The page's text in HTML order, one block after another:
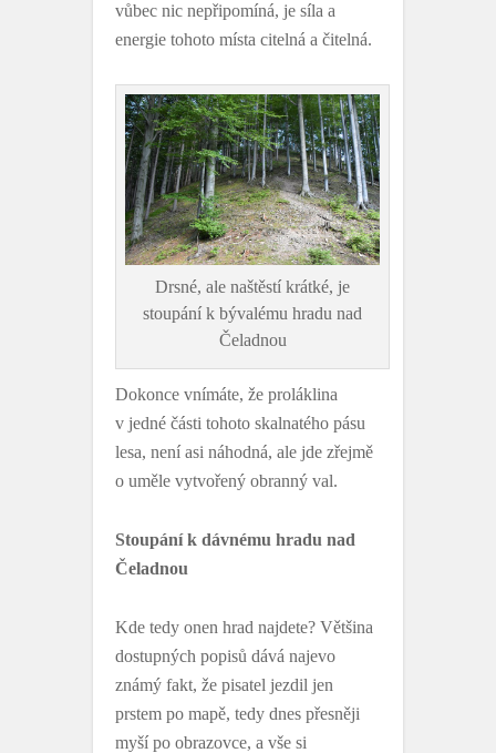
vůbec nic nepřipomíná, je síla a
energie tohoto místa citelná a čitelná.
Drsné, ale naštěstí krátké, je
stoupání k bývalému hradu nad
Čeladnou
Dokonce vnímáte, že proláklina
v jedné části tohoto skalnatého pásu
lesa, není asi náhodná, ale jde zřejmě
o uměle vytvořený obranný val.
Stoupání k dávnému hradu nad
Čeladnou
Kde tedy onen hrad najdete? Většina
dostupných popisů dává najevo
známý fakt, že pisatel jezdil jen
prstem po mapě, tedy dnes přesněji
myší po obrazovce, a vše si